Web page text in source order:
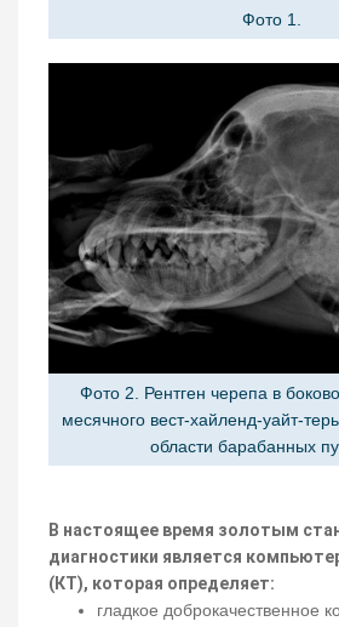
Фото 1.
Фото 2. Рентген черепа в
месячного вест-хайленд-уайт-
области барабанных
В настоящее время золотым
диагностики является
(КТ), которая определяет:
гладкое доброкачественное